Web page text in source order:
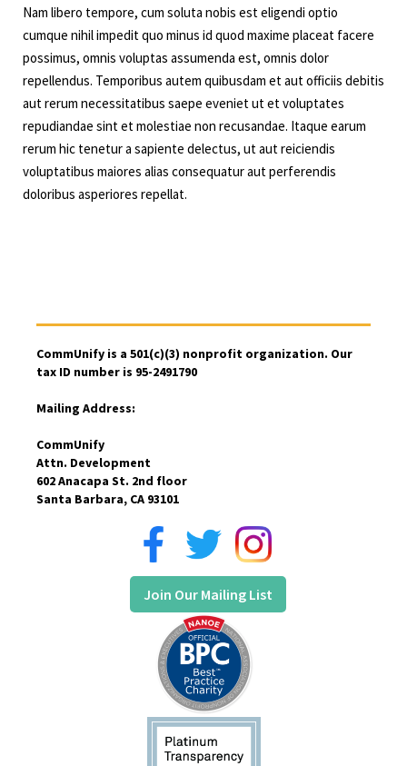
Nam libero tempore, cum soluta nobis est eligendi optio
cumque nihil impedit quo minus id quod maxime placeat facere
possimus, omnis voluptas assumenda est, omnis dolor
repellendus. Temporibus autem quibusdam et aut officiis debitis
aut rerum necessitatibus saepe eveniet ut et voluptates
repudiandae sint et molestiae non recusandae. Itaque earum
rerum hic tenetur a sapiente delectus, ut aut reiciendis
voluptatibus maiores alias consequatur aut perferendis
doloribus asperiores repellat.
CommUnify is a 501(c)(3) nonprofit organization. Our
tax ID number is 95-2491790
Mailing Address:
CommUnify
Attn. Development
602 Anacapa St. 2nd floor
Santa Barbara, CA 93101
Join Our Mailing List